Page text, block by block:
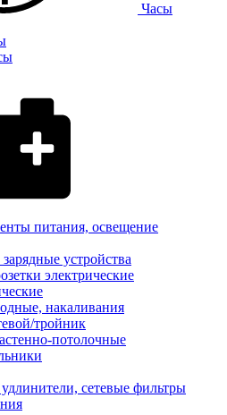
Часы
питания, освещение
устройства
электрические
накаливания
тройник
потолочные
сетевые фильтры